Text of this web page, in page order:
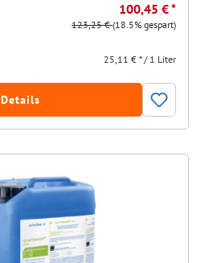
100,45 € *
123,25 €(18.5% gespart)
25,11 € * / 1 Liter
Details